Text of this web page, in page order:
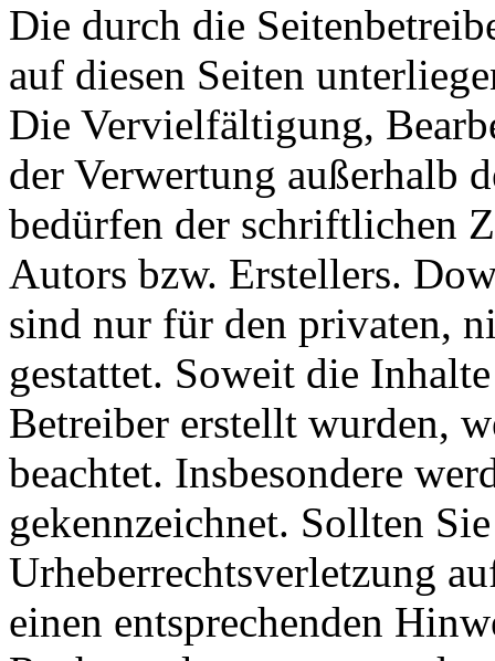
Die durch die
auf diesen Seiten
Die Vervielfältigung,
der Verwertung außerhalb
bedürfen der schriftlichen
Autors bzw. Erstellers.
sind nur für den privaten,
gestattet. Soweit die
Betreiber erstellt wurden,
beachtet. Insbesondere
gekennzeichnet. Sollten
Urheberrechtsverletzung
einen entsprechenden